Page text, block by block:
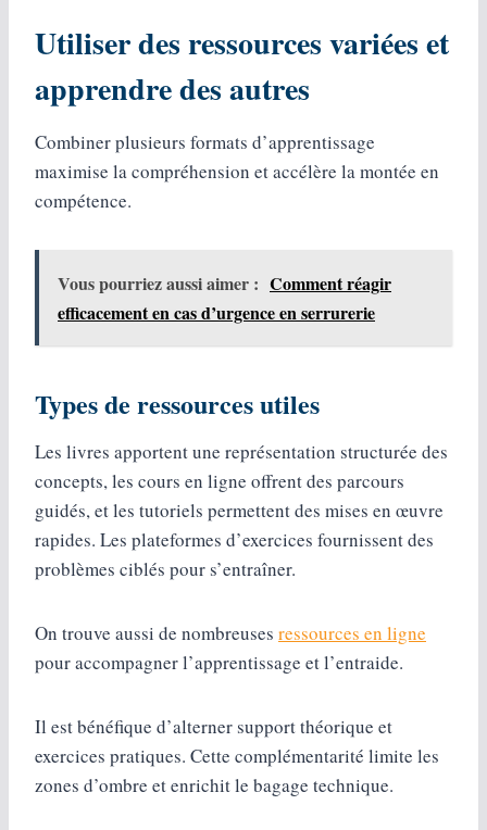
Utiliser des ressources variées et
apprendre des autres
Combiner plusieurs formats d’apprentissage
maximise la compréhension et accélère la montée en
compétence.
Vous pourriez aussi aimer : Comment réagir
efficacement en cas d’urgence en serrurerie
Types de ressources utiles
Les livres apportent une représentation structurée des
concepts, les cours en ligne offrent des parcours
guidés, et les tutoriels permettent des mises en œuvre
rapides. Les plateformes d’exercices fournissent des
problèmes ciblés pour s’entraîner.
On trouve aussi de nombreuses ressources en ligne
pour accompagner l’apprentissage et l’entraide.
Il est bénéfique d’alterner support théorique et
exercices pratiques. Cette complémentarité limite les
zones d’ombre et enrichit le bagage technique.